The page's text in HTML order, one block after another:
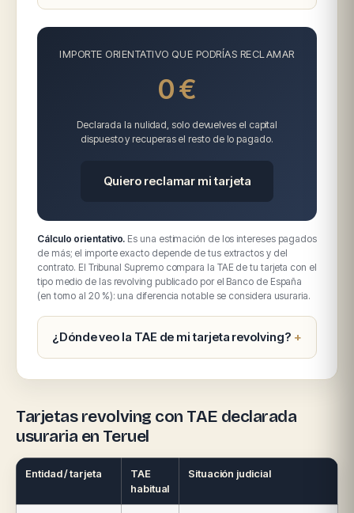
IMPORTE ORIENTATIVO QUE PODRÍAS RECLAMAR
0 €
Declarada la nulidad, solo devuelves el capital
dispuesto y recuperas el resto de lo pagado.
Quiero reclamar mi tarjeta
Cálculo orientativo. Es una estimación de los intereses pagados
de más; el importe exacto depende de tus extractos y del
contrato. El Tribunal Supremo compara la TAE de tu tarjeta con el
tipo medio de las revolving publicado por el Banco de España
(en torno al 20 %): una diferencia notable se considera usuraria.
¿Dónde veo la TAE de mi tarjeta revolving?
Tarjetas revolving con TAE declarada
usuraria en Teruel
Entidad / tarjeta
TAE
habitual
Situación judicial